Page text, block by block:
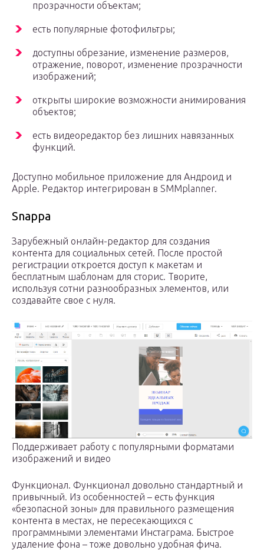
прозрачности объектам;
есть популярные фотофильтры;
доступны обрезание, изменение размеров,
отражение, поворот, изменение прозрачности
изображений;
открыты широкие возможности анимирования
объектов;
есть видеоредактор без лишних навязанных
функций.
Доступно мобильное приложение для Андроид и
Apple. Редактор интегрирован в SMMplanner.
Snappa
Зарубежный онлайн-редактор для создания
контента для социальных сетей. После простой
регистрации откроется доступ к макетам и
бесплатным шаблонам для сторис. Творите,
используя сотни разнообразных элементов, или
создавайте свое с нуля.
Поддерживает работу с популярными форматами
изображений и видео
Функционал. Функционал довольно стандартный и
привычный. Из особенностей – есть функция
«безопасной зоны» для правильного размещения
контента в местах, не пересекающихся с
программными элементами Инстаграма. Быстрое
удаление фона – тоже довольно удобная фича.